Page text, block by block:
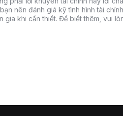
nên đánh giá kỹ tình hình tài
gia khi cần thiết. Để biết thêm, vui